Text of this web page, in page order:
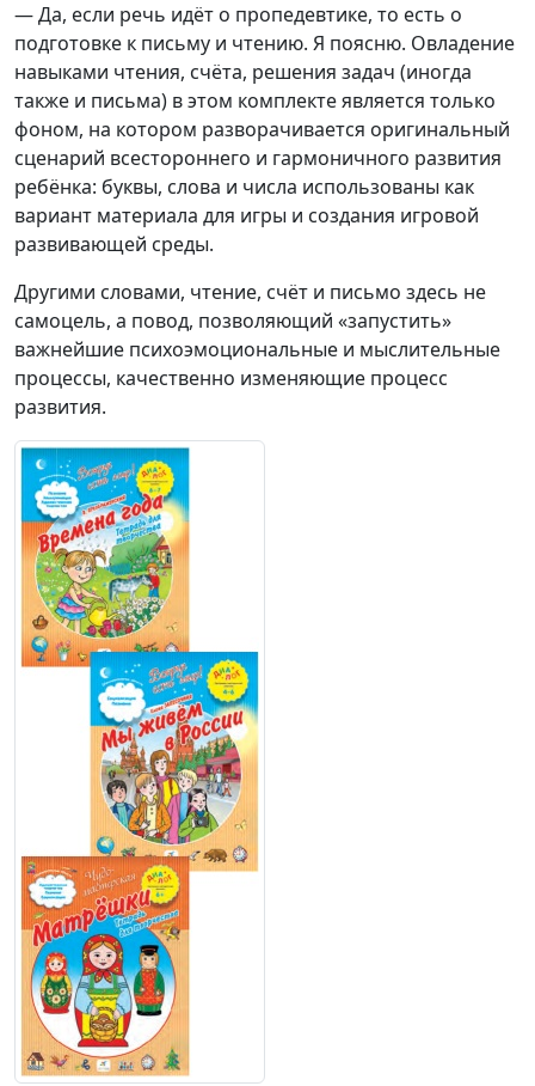
— Да, если речь идёт о пропедевтике, то есть о
подготовке к письму и чтению. Я поясню. Овладение
навыками чтения, счёта, решения задач (иногда
также и письма) в этом комплекте является только
фоном, на котором разворачивается оригинальный
сценарий всестороннего и гармоничного развития
ребёнка: буквы, слова и числа использованы как
вариант материала для игры и создания игровой
развивающей среды.
Другими словами, чтение, счёт и письмо здесь не
самоцель, а повод, позволяющий «запустить»
важнейшие психоэмоциональные и мыслительные
процессы, качественно изменяющие процесс
развития.